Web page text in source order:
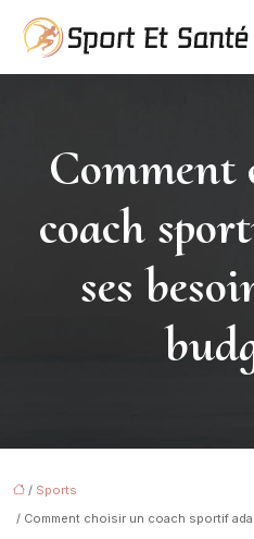
coach
ses
/ Sports
/ Comment choisir un coach sportif